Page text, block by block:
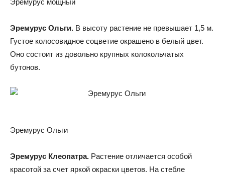
Эремурус мощный
Эремурус Ольги. В высоту растение не превышает 1,5 м.
Густое колосовидное соцветие окрашено в белый цвет.
Оно состоит из довольно крупных колокольчатых
бутонов.
Эремурус Ольги
Эремурус Клеопатра. Растение отличается особой
красотой за счет яркой окраски цветов. На стебле